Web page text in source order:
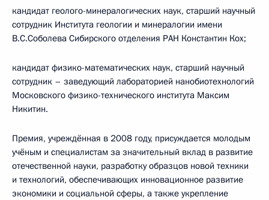
кандидат геолого-минералогических наук, старший научный
сотрудник Института геологии и минералогии имени
В.С.Соболева Сибирского отделения РАН Константин Кох;
кандидат физико-математических наук, старший научный
сотрудник – заведующий лабораторией нанобиотехнологий
Московского физико-технического института Максим
Никитин.
Премия, учреждённая в 2008 году, присуждается молодым
учёным и специалистам за значительный вклад в развитие
отечественной науки, разработку образцов новой техники
и технологий, обеспечивающих инновационное развитие
экономики и социальной сферы, а также укрепление